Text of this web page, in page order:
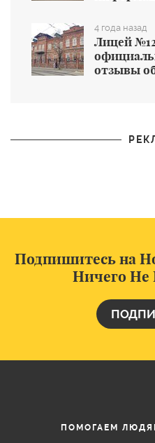
4 года назад
Лицей
отзывы
Подпишитесь на
Ничего Не
ПОМОГАЕМ